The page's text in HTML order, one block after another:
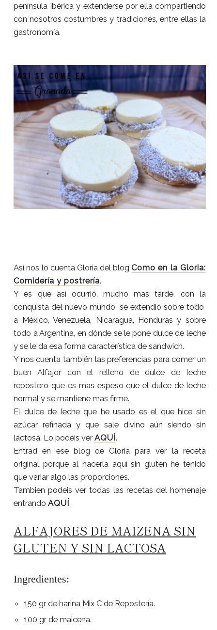
península Ibérica y extenderse por ella compartiendo
con nosotros costumbres y tradiciones, entre ellas la
gastronomía.
Así nos lo cuenta Gloria del blogComo en la Gloria:
Comidería y postrería.
Y es que así ocurrió, mucho mas tarde, con la
conquista del nuevo mundo, se extendió sobre todo
a México, Venezuela, Nicaragua, Honduras y sobre
todo a Argentina, en dónde se le pone dulce de leche
y se le da esa forma característica de sandwich.
Y nos cuenta también las preferencias para comer un
buen Alfajor con el relleno de dulce de leche
repostero que es mas espeso que el dulce de leche
normal y se mantiene mas firme.
El dulce de leche que he usado es el que hice sin
azúcar refinada y que sale divino aún siendo sin
lactosa. Lo podéis verAQUÍ.
Entrad en ese blog de Gloria para ver la receta
original porque al hacerla aquí sin gluten he tenido
que variar algo las proporciones.
Tambien podeis ver todas las recetas del homenaje
entrandoAQUÍ.
ALFAJORES DE MAIZENA SIN
GLUTEN Y SIN LACTOSA
Ingredientes:
150 gr de harina Mix C de Repostería.
100 gr de maicena.